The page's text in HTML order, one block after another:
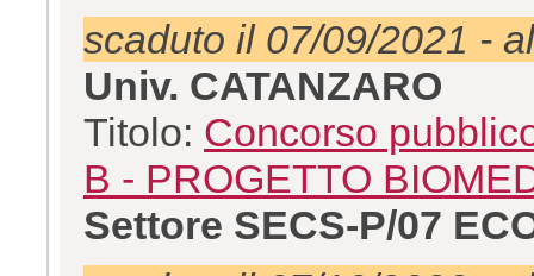
scaduto il 07/09/2021 -
Univ. CATANZARO
Titolo: Concorso
B - PROGETTO
Settore SECS-P/07